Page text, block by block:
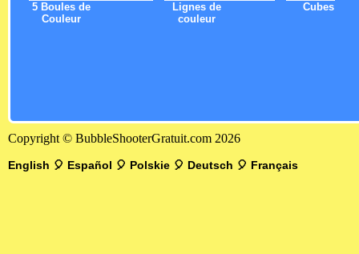
5 Boules de
Couleur
Lignes de
couleur
Cubes
Copyright © BubbleShooterGratuit.com 2026
English 🎈 Español 🎈 Polskie 🎈 Deutsch 🎈 Français